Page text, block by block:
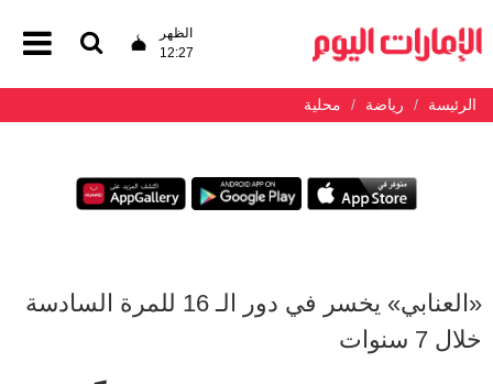
الظهر
12:27
الرئيسة رياضة محلية
«العنابي» يخسر في دور الـ 16 للمرة السادسة
خلال 7 سنوات